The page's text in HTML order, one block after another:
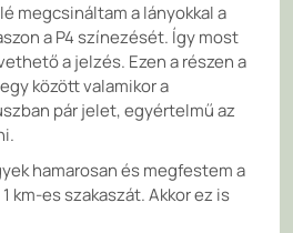
megcsináltam a lányokkal a
a P4 színezését. Így most
a jelzés. Ezen a részen a
között valamikor a
pár jelet, egyértelmű az
hamarosan és megfestem a
km-es szakaszát. Akkor ez is